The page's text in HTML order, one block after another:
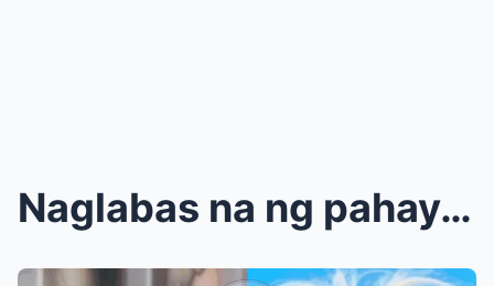
Naglabas na ng pahayag! Annette Gozon ibinunyag an...